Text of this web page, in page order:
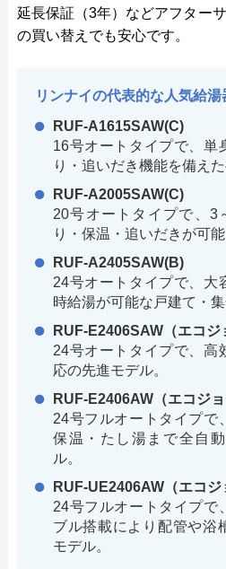
延長保証（3年）などアフター
の買い替えでも安心です。
リンナイの代表的な人気給湯
RUF-A1615SAW(C)
16号オートタイプで、単
り・追いだき機能を備え
RUF-A2005SAW(C)
20号オートタイプで、3
り・保温・追いだきが可能
RUF-A2405SAW(B)
24号オートタイプで、大
時給湯が可能な戸建て・
RUF-E2406SAW（エコジ
24号オートタイプで、高
応の先進モデル。
RUF-E2406AW（エコジョ
24号フルオートタイプで
保温・たし湯まで全自
ル。
RUF-UE2406AW（エコジ
24号フルオートタイプで
ブル搭載により配管や浴
モデル。